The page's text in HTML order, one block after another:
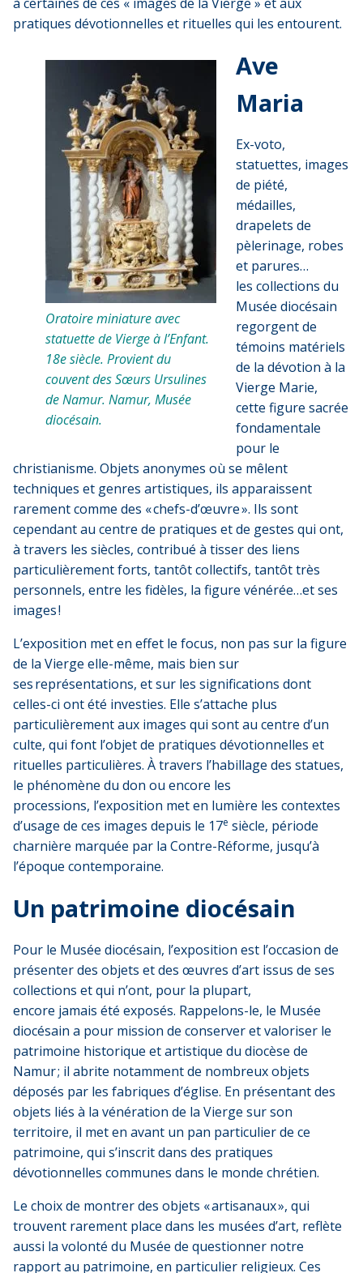
pratiques dévotionnelles et rituelles qui les entourent.
Oratoire miniature avec
statuette de Vierge à l’Enfant.
18e siècle. Provient du
couvent des Sœurs Ursulines
de Namur. Namur, Musée
diocésain.
Ave
Maria
Ex-voto,
statuettes, images
de piété,
médailles,
drapelets de
pèlerinage, robes
et parures…
les collections du
Musée diocésain
regorgent de
témoins matériels
de la dévotion à la
Vierge Marie,
cette figure sacrée
fondamentale
pour le
christianisme. Objets anonymes où se mêlent
techniques et genres artistiques, ils apparaissent
rarement comme des « chefs-d’œuvre ». Ils sont
cependant au centre de pratiques et de gestes qui ont,
à travers les siècles, contribué à tisser des liens
particulièrement forts, tantôt collectifs, tantôt très
personnels, entre les fidèles, la figure vénérée…et ses
images !
L’exposition met en effet le focus, non pas sur la figure
de la Vierge elle-même, mais bien sur
ses représentations, et sur les significations dont
celles-ci ont été investies. Elle s’attache plus
particulièrement aux images qui sont au centre d’un
culte, qui font l’objet de pratiques dévotionnelles et
rituelles particulières. À travers l’habillage des statues,
le phénomène du don ou encore les
processions, l’exposition met en lumière les contextes
d’usage de ces images depuis le 17e siècle, période
charnière marquée par la Contre-Réforme, jusqu’à
l’époque contemporaine.
Un patrimoine diocésain
Pour le Musée diocésain, l’exposition est l’occasion de
présenter des objets et des œuvres d’art issus de ses
collections et qui n’ont, pour la plupart,
encore jamais été exposés. Rappelons-le, le Musée
diocésain a pour mission de conserver et valoriser le
patrimoine historique et artistique du diocèse de
Namur ; il abrite notamment de nombreux objets
déposés par les fabriques d’église. En présentant des
objets liés à la vénération de la Vierge sur son
territoire, il met en avant un pan particulier de ce
patrimoine, qui s’inscrit dans des pratiques
dévotionnelles communes dans le monde chrétien.
Le choix de montrer des objets « artisanaux », qui
trouvent rarement place dans les musées d’art, reflète
aussi la volonté du Musée de questionner notre
rapport au patrimoine, en particulier religieux. Ces